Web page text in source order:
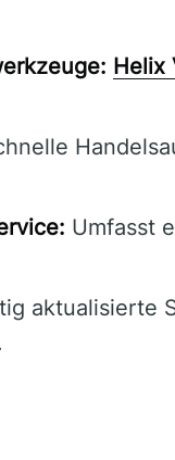
Helix
Umfasst
aktualisierte